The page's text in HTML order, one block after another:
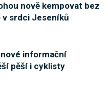
nově kempovat bez
srdci Jeseníků
informační
pěší i cyklisty